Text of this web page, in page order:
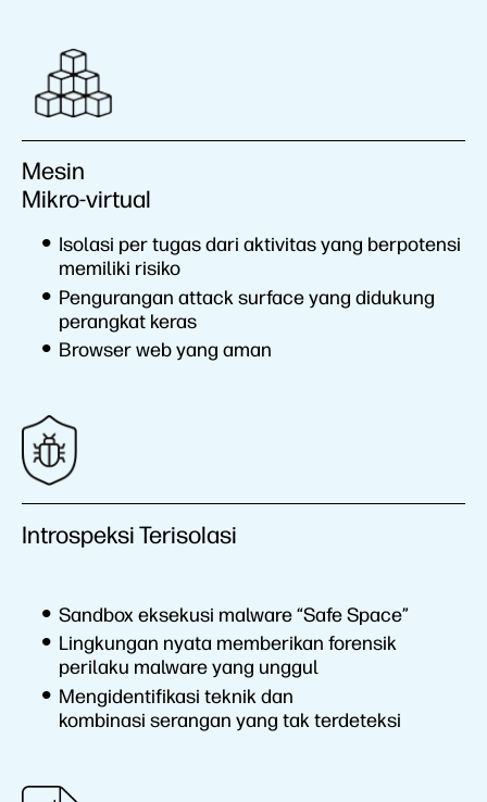
Mesin
Mikro-virtual
Isolasi per tugas dari aktivitas yang berpotensi
memiliki risiko
Pengurangan attack surface yang didukung
perangkat keras
Browser web yang aman
Introspeksi Terisolasi
Sandbox eksekusi malware “Safe Space”
Lingkungan nyata memberikan forensik
perilaku malware yang unggul
Mengidentifikasi teknik dan
kombinasi serangan yang tak terdeteksi